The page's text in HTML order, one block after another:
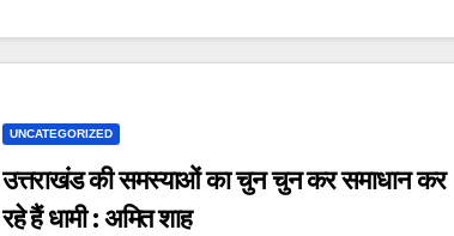
UNCATEGORIZED
उत्तराखंड की समस्याओं का चुन चुन कर समाधान कर
रहे हैं धामी : अमित शाह